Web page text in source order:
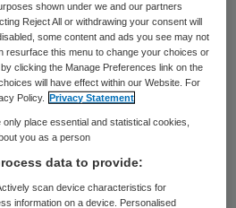
clade Ib die al
Afrikaanse landen. Het is
in een
Het Robert Koch
dat de besmetting
De snelle
virusvariant leidde dit
shown under we and our partners
Reject All or withdrawing your consent will
some content and ads you see may not
resurface this menu to change your choices or
clicking the Manage Preferences link on the
will have effect within our Website. For
Policy.
Privacy Statement
place essential and statistical cookies,
you as a person
data to provide:
scan device characteristics for
information on a device. Personalised